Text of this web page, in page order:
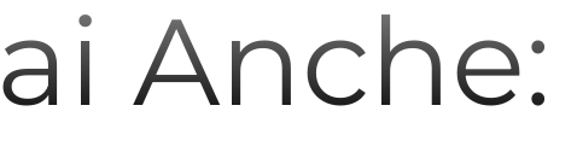
Anche: